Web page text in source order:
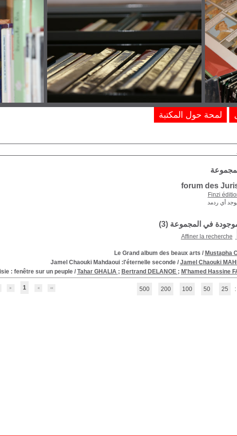
forum des
Finzi
يوجد أي ردمد
في المجموعة (3
)
Affiner la recherche
Le Grand album des beaux arts / Mustapha
Jamel Chaouki Mahdaoui :l'éternelle seconde/ Jamel Chaouki
: fenêtre sur un peuple/ Tahar GHALIA ; Bertrand DELANOE ; M'hamed Hassine
1 25
50
100
200
500
لمحة حول المكتبة